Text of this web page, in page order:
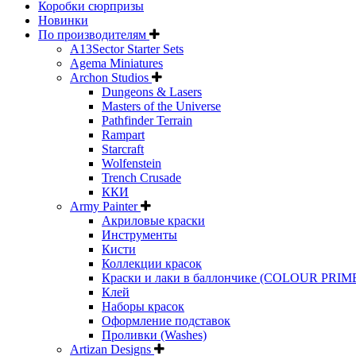
Коробки сюрпризы
Новинки
По производителям
A13Sector Starter Sets
Agema Miniatures
Archon Studios
Dungeons & Lasers
Masters of the Universe
Pathfinder Terrain
Rampart
Starcraft
Wolfenstein
Trench Crusade
ККИ
Army Painter
Акриловые краски
Инструменты
Кисти
Коллекции красок
Краски и лаки в баллончике (COLOUR
Клей
Наборы красок
Оформление подставок
Проливки (Washes)
Artizan Designs